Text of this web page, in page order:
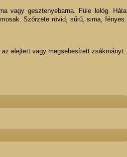
vagy gesztenyebarna. Füle lelóg. Háta
Szőrzete rövid, sűrű, sima, fényes.
elejtett vagy megsebesített zsákmányt.